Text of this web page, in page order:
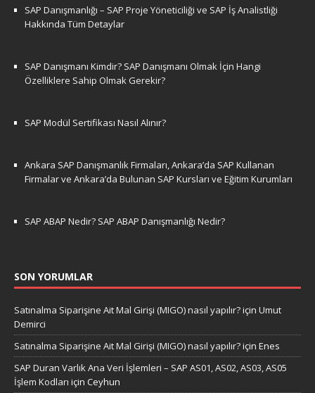
SAP Danışmanlığı – SAP Proje Yöneticiliği ve SAP İş Analistliği
Hakkında Tüm Detaylar
SAP Danışmanı Kimdir? SAP Danışmanı Olmak İçin Hangi
Özelliklere Sahip Olmak Gerekir?
SAP Modül Sertifikası Nasıl Alınır?
Ankara SAP Danışmanlık Firmaları, Ankara’da SAP Kullanan
Firmalar ve Ankara’da Bulunan SAP Kursları ve Eğitim Kurumları
SAP ABAP Nedir? SAP ABAP Danışmanlığı Nedir?
SON YORUMLAR
Satınalma Siparişine Ait Mal Girişi (MIGO) nasıl yapılır?için Umut
Demirci
Satınalma Siparişine Ait Mal Girişi (MIGO) nasıl yapılır?için Enes
SAP Duran Varlık Ana Veri İşlemleri – SAP AS01, AS02, AS03, AS05
İşlem Kodları için Ceyhun